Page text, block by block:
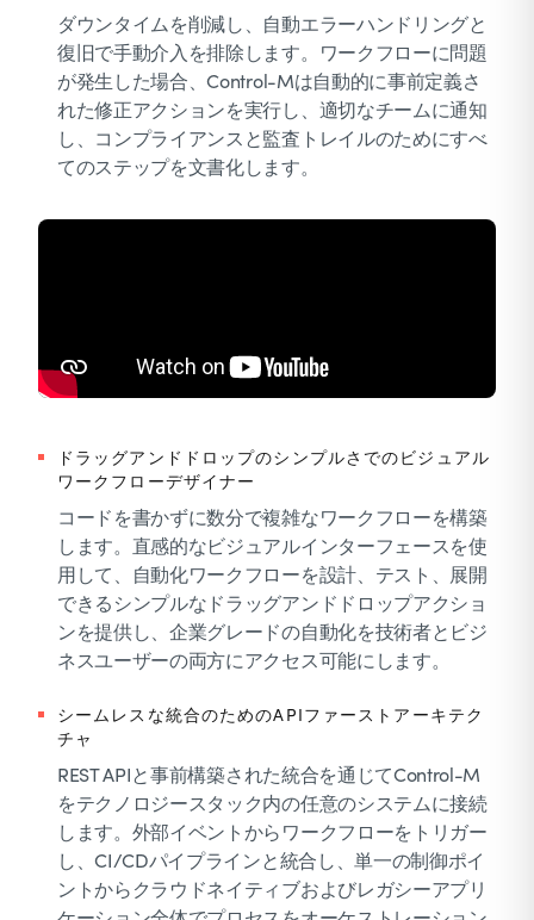
ダウンタイムを削減し、自動エラーハンドリングと
復旧で手動介入を排除します。ワークフローに問題
が発生した場合、Control-Mは自動的に事前定義さ
れた修正アクションを実行し、適切なチームに通知
し、コンプライアンスと監査トレイルのためにすべ
てのステップを文書化します。
ドラッグアンドドロップのシンプルさでのビジュアル
ワークフローデザイナー
コードを書かずに数分で複雑なワークフローを構築
します。直感的なビジュアルインターフェースを使
用して、自動化ワークフローを設計、テスト、展開
できるシンプルなドラッグアンドドロップアクショ
ンを提供し、企業グレードの自動化を技術者とビジ
ネスユーザーの両方にアクセス可能にします。
シームレスな統合のためのAPIファーストアーキテク
チャ
REST APIと事前構築された統合を通じてControl-M
をテクノロジースタック内の任意のシステムに接続
します。外部イベントからワークフローをトリガー
し、CI/CDパイプラインと統合し、単一の制御ポイ
ントからクラウドネイティブおよびレガシーアプリ